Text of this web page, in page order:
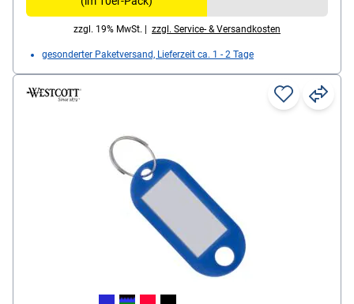
zzgl. 19% MwSt. | zzgl. Service- & Versandkosten
gesonderter Paketversand, Lieferzeit ca. 1 - 2 Tage